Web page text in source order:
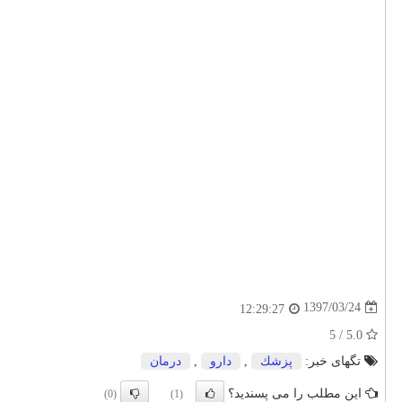
1397/03/24
12:29:27
تگهای خبر:
پزشك دارو درمان
این مطلب را می پسندید؟ (1)
(0)